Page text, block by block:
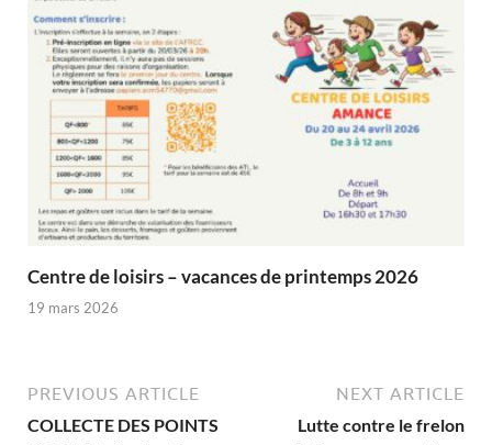
Centre de loisirs – vacances de printemps 2026
19 mars 2026
PREVIOUS ARTICLE
COLLECTE DES POINTS
NEXT ARTICLE
Lutte contre le frelon